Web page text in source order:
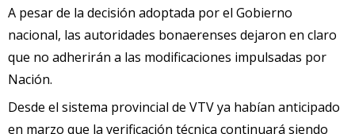
A pesar de la decisión adoptada por el Gobierno
nacional, las autoridades bonaerenses dejaron en claro
que no adherirán a las modificaciones impulsadas por
Nación.
Desde el sistema provincial de VTV ya habían anticipado
en marzo que la verificación técnica continuará siendo